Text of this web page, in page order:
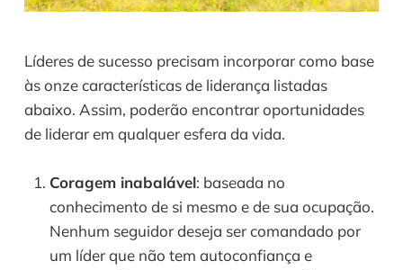
Líderes de sucesso precisam incorporar como base
às onze características de liderança listadas
abaixo. Assim, poderão encontrar oportunidades
de liderar em qualquer esfera da vida.
Coragem inabalável: baseada no
conhecimento de si mesmo e de sua ocupação.
Nenhum seguidor deseja ser comandado por
um líder que não tem autoconfiança e